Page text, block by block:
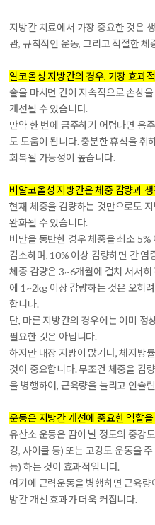
지방간 치료에서 가장 중요한 것은
관, 규칙적인 운동, 그리고 적절한 체
알코올성 지방간의 경우, 가장 효과
술을 마시면 간이 지속적으로 손상
개선될 수 있습니다.
만약 한 번에 금주하기 어렵다면 음
도 도움이 됩니다. 충분한 휴식을 취
회복될 가능성이 높습니다.
비알코올성 지방간은 체중 감량과
현재 체중을 감량하는 것만으로도
완화될 수 있습니다.
비만을 동반한 경우 체중을 최소
감소하며, 10% 이상 감량하면 간 염
체중 감량은 3~6개월에 걸쳐 서서
에 1~2kg 이상 감량하는 것은 오히
합니다.
단, 마른 지방간의 경우에는 이미 정
필요한 것은 아닙니다.
하지만 내장 지방이 많거나, 체지방
것이 중요합니다. 무조건 체중을 감
을 병행하여, 근육량을 늘리고 인슐
운동은 지방간 개선에 중요한 역할
유산소 운동은 땀이 날 정도의 중강
깅, 사이클 등) 또는 고강도 운동을
등) 하는 것이 효과적입니다.
여기에 근력운동을 병행하면 근육
방간 개선 효과가 더욱 커집니다.